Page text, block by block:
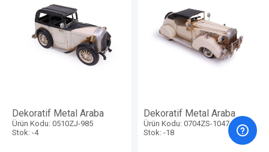
Dekoratif Metal Araba
Ürün Kodu: 0510ZJ-985
Stok: -4
Dekoratif Metal Araba
Ürün Kodu: 0704ZS-1047
Stok: -18